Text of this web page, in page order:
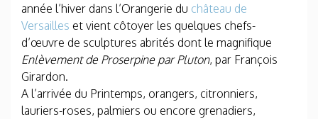
année l’hiver dans l’Orangerie du château de
Versailles et vient côtoyer les quelques chefs-
d’œuvre de sculptures abrités dont le magnifique
Enlèvement de Proserpine par Pluton, par François
Girardon.
A l’arrivée du Printemps, orangers, citronniers,
lauriers-roses, palmiers ou encore grenadiers,